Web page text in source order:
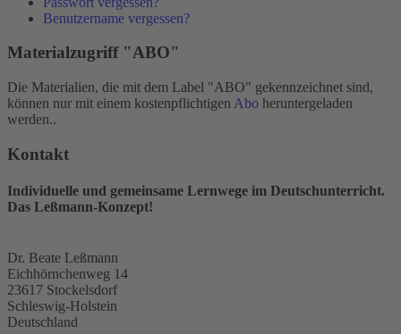
Benutzername vergessen?
Materialzugriff "ABO"
Die Materialien, die mit dem Label "ABO" gekennzeichnet sind,
können nur mit einem kostenpflichtigen Abo heruntergeladen
werden..
Kontakt
Individuelle und gemeinsame Lernwege im Deutschunterricht.
Das Leßmann-Konzept!
Dr. Beate Leßmann
Eichhörnchenweg 14
23617 Stockelsdorf
Schleswig-Holstein
Deutschland